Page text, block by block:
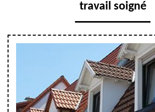
travail soigné